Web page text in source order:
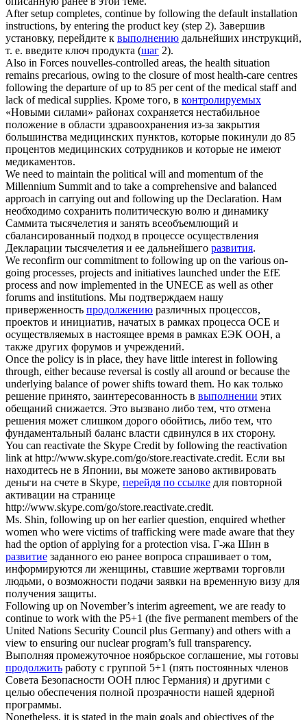
After setup completes, continue by following the default installation
instructions, by entering the product key (step 2). Завершив
установку, перейдите к выполнению дальнейших инструкций,
т. е. введите ключ продукта (шаг 2).
Also in Forces nouvelles-controlled areas, the health situation
remains precarious, owing to the closure of most health-care centres
following the departure ofup to 85 per cent of the medical staff and
lack of medical supplies. Кроме того, в контролируемых
«Новыми силами» районах сохраняется нестабильное
положение в области здравоохранения из-за закрытия
большинства медицинских пунктов, которые покинули до 85
процентов медицинских сотрудников и которые не имеют
медикаментов.
We need to maintain the political will and momentum of the
Millennium Summit and to take a comprehensive and balanced
approach in carrying out and following up the Declaration. Нам
необходимо сохранить политическую волю и динамику
Саммита тысячелетия и занять всеобъемлющий и
сбалансированный подход в процессе осуществления
Декларации тысячелетия и ее дальнейшего развития.
We reconfirm our commitment to following up on the various on-
going processes, projects and initiatives launched under the EfE
process and now implemented in the UNECE as well as other
forums and institutions. Мы подтверждаем нашу
приверженность продолжению различных процессов,
проектов и инициатив, начатых в рамках процесса ОСЕ и
осуществляемых в настоящее время в рамках ЕЭК ООН, а
также других форумов и учреждений.
Once the policy is in place, they have little interest in following
through, either because reversal is costly all around or because the
underlying balance of power shifts toward them. Но как только
решение принято, заинтересованность в выполнении этих
обещаний снижается. Это вызвано либо тем, что отмена
решения может слишком дорого обойтись, либо тем, что
фундаментальный баланс власти сдвинулся в их сторону.
You can reactivate the Skype Credit by following the reactivation
link at http://www.skype.com/go/store.reactivate.credit. Если вы
находитесь не в Японии, вы можете заново активировать
деньги на счете в Skype, перейдя по ссылке для повторной
активации на странице
http://www.skype.com/go/store.reactivate.credit.
Ms. Shin, following up on her earlier question, enquired whether
women who were victims of trafficking were made aware that they
had the option of applying for a protection visa. Г-жа Шин в
развитие заданного ею ранее вопроса спрашивает о том,
информируются ли женщины, ставшие жертвами торговли
людьми, о возможности подачи заявки на временную визу для
получения защиты.
Following up on November’s interim agreement, we are ready to
continue to work with the P5+1 (the five permanent members of the
United Nations Security Council plus Germany) and others with a
view to ensuring our nuclear program’s full transparency.
Выполняя промежуточное ноябрьское соглашение, мы готовы
продолжить работу с группой 5+1 (пять постоянных членов
Совета Безопасности ООН плюс Германия) и другими с
целью обеспечения полной прозрачности нашей ядерной
программы.
Nonetheless, it is stated in the main goals and objectives of the